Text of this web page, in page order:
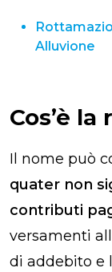
Alluvione
Cos’è
Il nome può
quater non
contributi
versamenti
di addebito e